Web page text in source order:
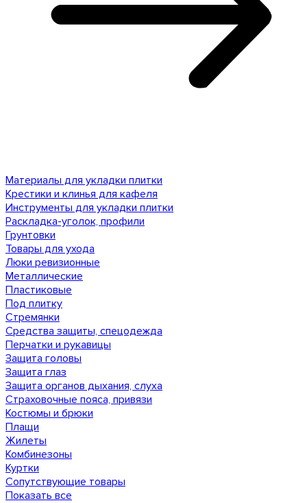
Материалы для укладки плитки
Крестики и клинья для кафеля
Инструменты для укладки плитки
Раскладка-уголок, профили
Грунтовки
Товары для ухода
Люки ревизионные
Металлические
Пластиковые
Под плитку
Стремянки
Средства защиты, спецодежда
Перчатки и рукавицы
Защита головы
Защита глаз
Защита органов дыхания, слуха
Страховочные пояса, привязи
Костюмы и брюки
Плащи
Жилеты
Комбинезоны
Куртки
Сопутствующие товары
Показать все